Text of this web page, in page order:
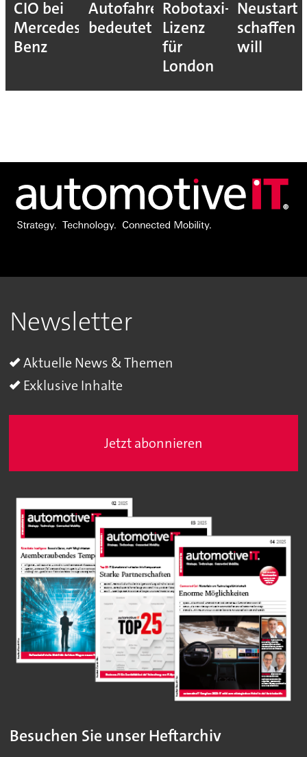
CIO bei
Mercedes-
Benz
Autofahrer
bedeutet
Robotaxi-
Lizenz
für
London
Neustart
schaffen
will
Newsletter
Aktuelle News & Themen
Exklusive Inhalte
Jetzt abonnieren
Besuchen Sie unser Heftarchiv